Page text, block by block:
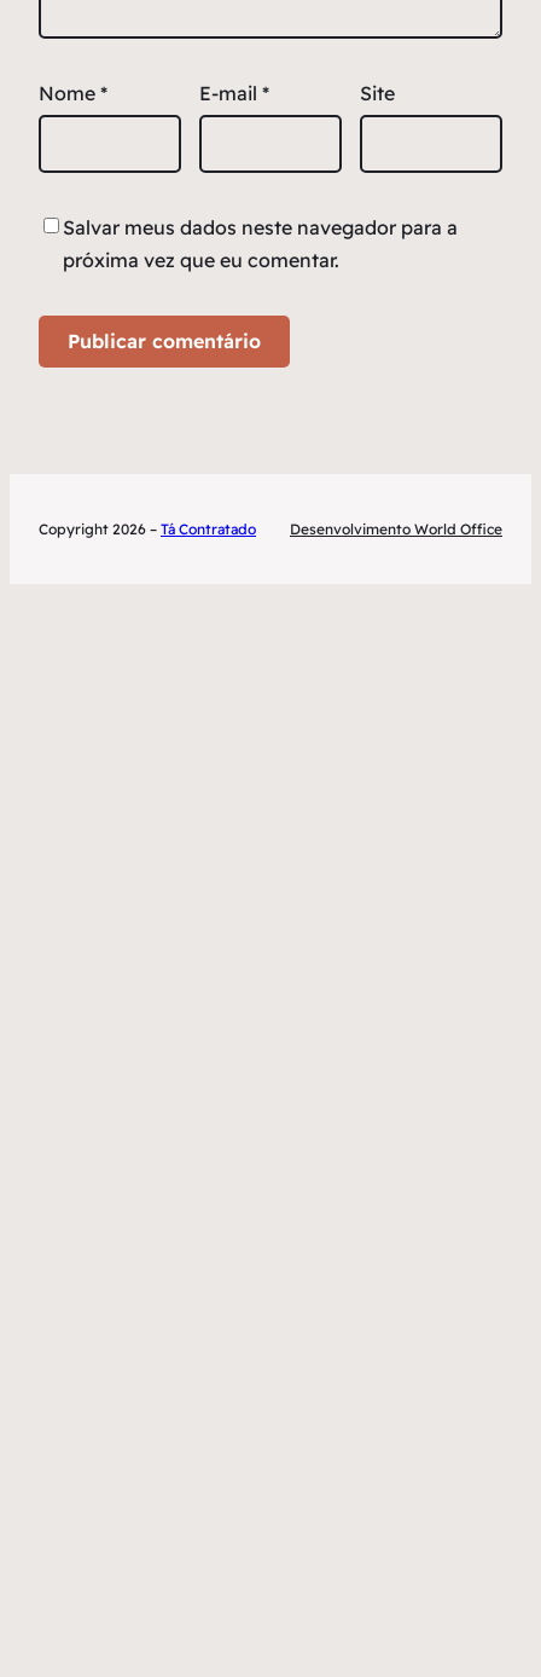
Nome * E-mail * Site
Salvar meus dados neste navegador para a
próxima vez que eu comentar.
Copyright 2026 – Tá Contratado Desenvolvimento World Office